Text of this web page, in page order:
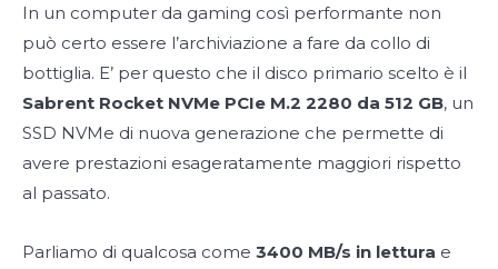
In un computer da gaming così performante non
può certo essere l’archiviazione a fare da collo di
bottiglia. E’ per questo che il disco primario scelto è il
Sabrent Rocket NVMe PCIe M.2 2280 da 512 GB, un
SSD NVMe di nuova generazione che permette di
avere prestazioni esageratamente maggiori rispetto
al passato.
Parliamo di qualcosa come 3400 MB/s in lettura e